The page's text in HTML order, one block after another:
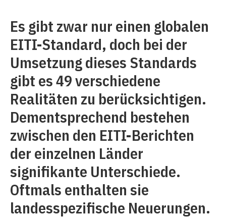
Es gibt zwar nur einen globalen
EITI-Standard, doch bei der
Umsetzung dieses Standards
gibt es 49 verschiedene
Realitäten zu berücksichtigen.
Dementsprechend bestehen
zwischen den EITI-Berichten
der einzelnen Länder
signifikante Unterschiede.
Oftmals enthalten sie
landesspezifische Neuerungen.